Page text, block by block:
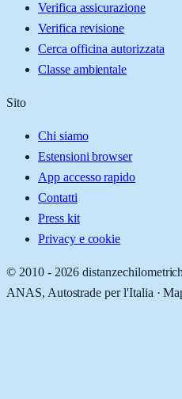
Verifica assicurazione
Verifica revisione
Cerca officina autorizzata
Classe ambientale
Sito
Chi siamo
Estensioni browser
App accesso rapido
Contatti
Press kit
Privacy e cookie
© 2010 - 2026
ANAS, Autostrade per l'Italia ·